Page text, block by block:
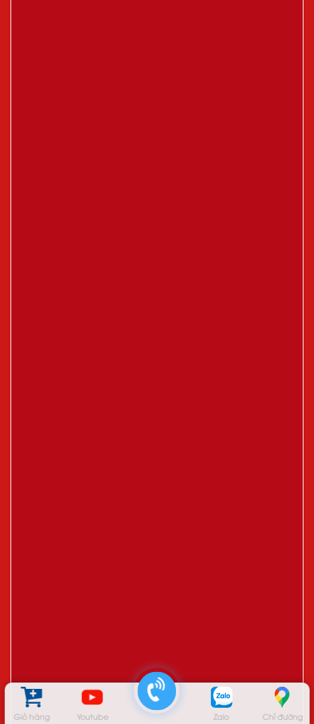
Giỏ hàng Youtube Zalo Chỉ đường